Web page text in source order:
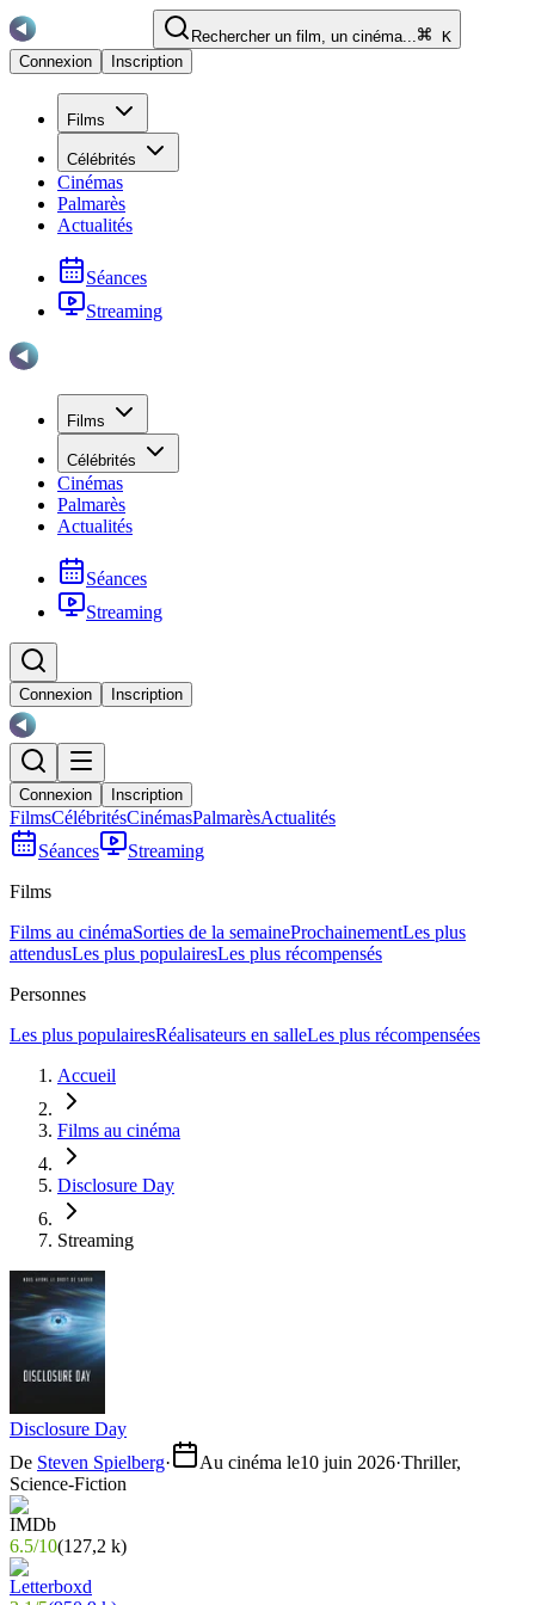
Rechercher un film, un cinéma...
K
Connexion
Inscription
Films
Célébrités
Cinémas
Palmarès
Actualités
Séances
Streaming
Films
Célébrités
Cinémas
Palmarès
Actualités
Séances
Streaming
Connexion Inscription
Connexion Inscription
FilmsCélébritésCinémasPalmarèsActualités
Séances
Streaming
Films
Films au cinémaSorties de la semaineProchainementLes plus
attendusLes plus populairesLes plus récompensés
Personnes
Les plus populairesRéalisateurs en salleLes plus récompensées
Accueil
Films au cinéma
Disclosure Day
Streaming
Disclosure Day
De Steven Spielberg· Au cinéma le10 juin 2026·Thriller,
Science-Fiction
6.5/10(127,2 k)